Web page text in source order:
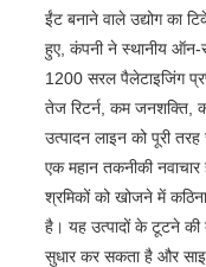
ईंट बनाने वाले उद्योग का
हुए, कंपनी ने स्थानीय ऑन-
1200 सरल पैलेटाइजिंग
तेज रिटर्न, कम जनशक्ति,
उत्पादन लाइन को पूरी
एक महान तकनीकी नवाचार
श्रमिकों को खोजने में
है। यह उत्पादों के टूटने
सुधार कर सकता है और